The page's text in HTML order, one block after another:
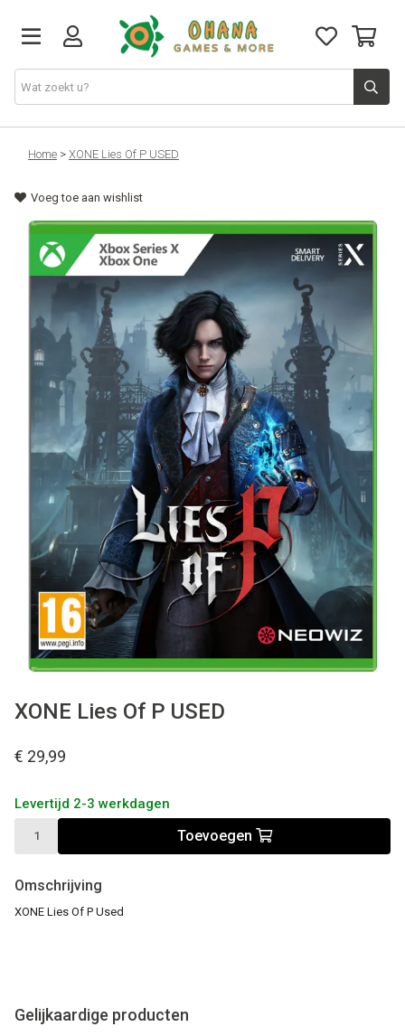
TCG
Merch
Funko
PlayStation
Nintendo
Xbox
Used
Accessoires
Board Games
Cadeaubon
Inkoop
Home > XONE Lies Of P USED
Voeg toe aan wishlist
XONE Lies Of P USED
€ 29,99
Levertijd 2-3 werkdagen
Toevoegen
Omschrijving
XONE Lies Of P Used
Gelijkaardige producten